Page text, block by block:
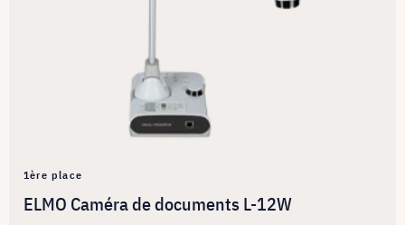
1ère place
ELMO Caméra de documents L-12W